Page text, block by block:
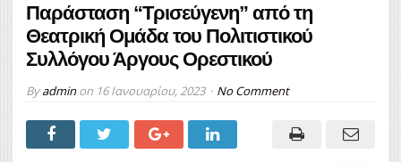
Παράσταση “Τρισεύγενη” από τη
Θεατρική Ομάδα του Πολιτιστικού
Συλλόγου Άργους Ορεστικού
Byadminon 16 Ιανουαρίου, 2023 No Comment